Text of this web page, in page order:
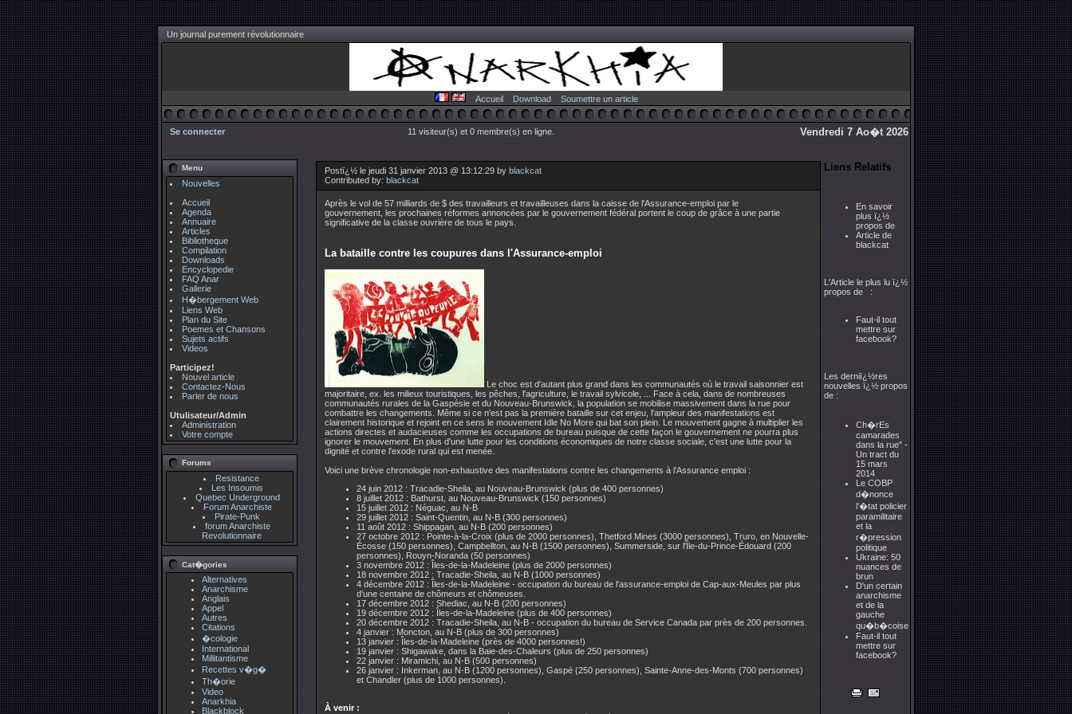
Un journal purement révolutionnaire
Accueil Download Soumettre un article
Se connecter 11 visiteur(s) et 0 membre(s) en ligne. Vendredi 7 Ao�t 2026
Menu
Nouvelles
Accueil
Agenda
Annuaire
Articles
Bibliotheque
Compilation
Downloads
Encyclopedie
FAQ Anar
Gallerie
H�bergement Web
Liens Web
Plan du Site
Poemes et Chansons
Sujets actifs
Videos
Participez!
Nouvel article
Contactez-Nous
Parler de nous
Utulisateur/Admin
Administration
Votre compte
Forums
Resistance
Les Insoumis
Quebec Underground
Forum Anarchiste
Pirate-Punk
forum Anarchiste
Revolutionnaire
Cat�gories
Alternatives
Anarchisme
Anglais
Appel
Autres
Citations
�cologie
International
Millitantisme
Recettes v�g�
Th�orie
Video
Anarkhia
Blackblock
Postï¿½ le jeudi 31 janvier 2013 @ 13:12:29 by blackcat
Contributed by: blackcat
Après le vol de 57 milliards de $ des travailleurs et travailleuses dans la caisse de l'Assurance-emploi par le
gouvernement, les prochaines réformes annoncées par le gouvernement fédéral portent le coup de grâce à une partie
significative de la classe ouvrière de tous le pays.
La bataille contre les coupures dans l'Assurance-emploi
Le choc est d'autant plus grand dans les communautés où le travail saisonnier est
majoritaire, ex. les milieux touristiques, les pêches, l'agriculture, le travail sylvicole, ... Face à cela, dans de nombreuses
communautés rurales de la Gaspésie et du Nouveau-Brunswick, la population se mobilise massivement dans la rue pour
combattre les changements. Même si ce n'est pas la première bataille sur cet enjeu, l'ampleur des manifestations est
clairement historique et rejoint en ce sens le mouvement Idle No More qui bat son plein. Le mouvement gagne à multiplier les
actions directes et audacieuses comme les occupations de bureau puisque de cette façon le gouvernement ne pourra plus
ignorer le mouvement. En plus d'une lutte pour les conditions économiques de notre classe sociale, c'est une lutte pour la
dignité et contre l'exode rural qui est menée.
Voici une brève chronologie non-exhaustive des manifestations contre les changements à l'Assurance emploi :
24 juin 2012 : Tracadie-Sheila, au Nouveau-Brunswick (plus de 400 personnes)
8 juillet 2012 : Bathurst, au Nouveau-Brunswick (150 personnes)
15 juillet 2012 : Néguac, au N-B
29 juillet 2012 : Saint-Quentin, au N-B (300 personnes)
11 août 2012 : Shippagan, au N-B (200 personnes)
27 octobre 2012 : Pointe-à-la-Croix (plus de 2000 personnes), Thetford Mines (3000 personnes), Truro, en Nouvelle-
Écosse (150 personnes), Campbellton, au N-B (1500 personnes), Summerside, sur l'Île-du-Prince-Édouard (200
personnes), Rouyn-Noranda (50 personnes)
3 novembre 2012 : Îles-de-la-Madeleine (plus de 2000 personnes)
18 novembre 2012 : Tracadie-Sheila, au N-B (1000 personnes)
4 décembre 2012 : Îles-de-la-Madeleine - occupation du bureau de l'assurance-emploi de Cap-aux-Meules par plus
d'une centaine de chômeurs et chômeuses.
17 décembre 2012 : Shediac, au N-B (200 personnes)
19 décembre 2012 : Îles-de-la-Madeleine (plus de 400 personnes)
20 décembre 2012 : Tracadie-Sheila, au N-B - occupation du bureau de Service Canada par près de 200 personnes.
4 janvier : Moncton, au N-B (plus de 300 personnes)
13 janvier : Îles-de-la-Madeleine (près de 4000 personnes!)
19 janvier : Shigawake, dans la Baie-des-Chaleurs (plus de 250 personnes)
22 janvier : Miramichi, au N-B (500 personnes)
26 janvier : Inkerman, au N-B (1200 personnes), Gaspé (250 personnes), Sainte-Anne-des-Monts (700 personnes)
et Chandler (plus de 1000 personnes).
À venir :
Liens Relatifs
En savoir
plus ï¿½
propos de
Article de
blackcat
L'Article le plus lu ï¿½
propos de :
Faut-il tout
mettre sur
facebook?
Les derniï¿½res
nouvelles ï¿½ propos
de :
Ch�rEs
camarades
dans la rue" -
Un tract du
15 mars
2014
Le COBP
d�nonce
l'�tat policier
paramilitaire
et la
r�pression
politique
Ukraine: 50
nuances de
brun
D'un certain
anarchisme
et de la
gauche
qu�b�coise
Faut-il tout
mettre sur
facebook?